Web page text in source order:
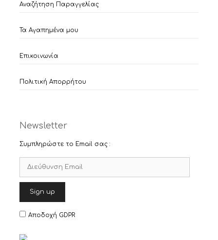
Αναζήτηση Παραγγελίας
Τα Αγαπημένα μου
Επικοινωνία
Πολιτική Απορρήτου
Newsletter
Συμπληρώστε το Email σας :
Αποδοχή GDPR